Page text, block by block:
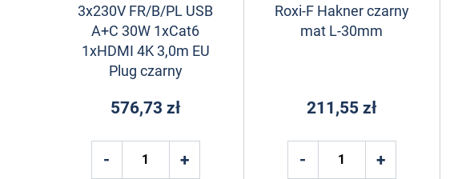
3x230V FR/B/PL USB
A+C 30W 1xCat6
1xHDMI 4K 3,0m EU
Plug czarny
576,73 zł
Roxi-F Hakner czarny
mat L-30mm
211,55 zł